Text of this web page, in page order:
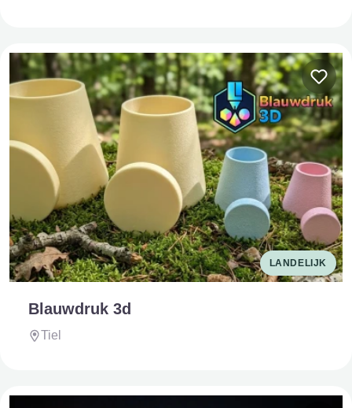
LANDELIJK
Blauwdruk 3d
Tiel